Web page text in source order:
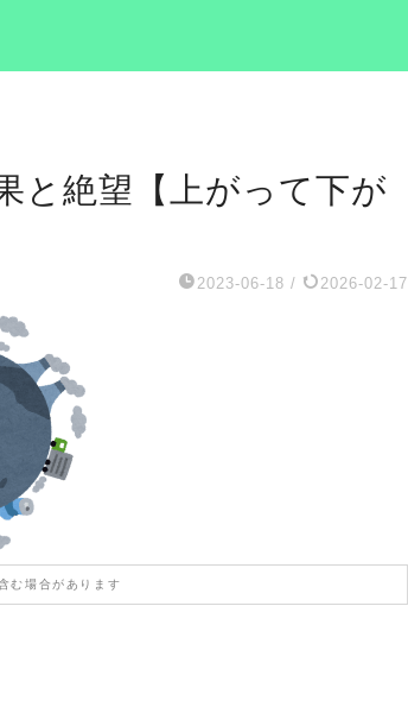
と絶望【上がって下が
2023-06-18 / 2026-02-17
む場合があります